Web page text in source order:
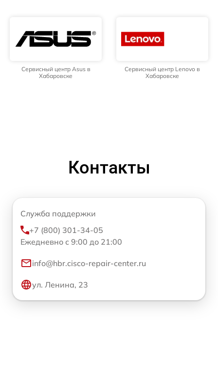
Сервисный центр Asus в
Хабаровске
Сервисный центр Lenovo в
Хабаровске
Контакты
Служба поддержки
+7 (800) 301-34-05
Ежедневно с 9:00 до 21:00
info@hbr.cisco-repair-center.ru
ул. Ленина, 23